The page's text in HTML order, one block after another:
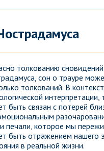
толкованию
сон о трауре
толкований. В
интерпретации,
быть связан с потерей
печали, которое мы
быть отражением нашего
в реальной жизни.